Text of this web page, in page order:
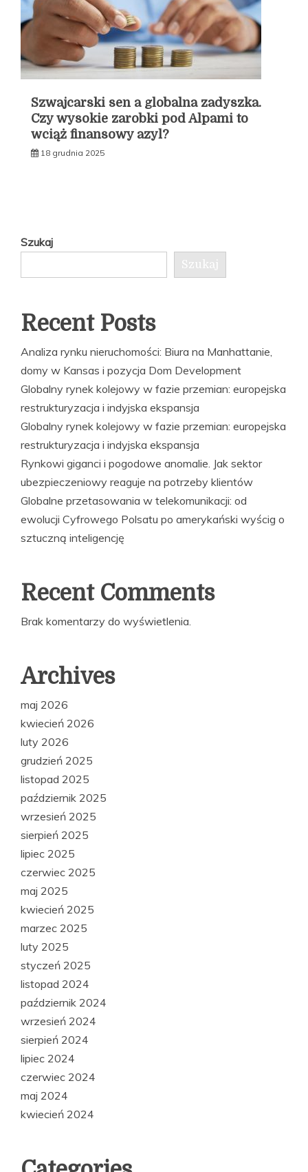
Szwajcarski sen a globalna zadyszka.
Czy wysokie zarobki pod Alpami to
wciąż finansowy azyl?
18 grudnia 2025
Szukaj
Szukaj
Recent Posts
Analiza rynku nieruchomości: Biura na Manhattanie,
domy w Kansas i pozycja Dom Development
Globalny rynek kolejowy w fazie przemian: europejska
restrukturyzacja i indyjska ekspansja
Globalny rynek kolejowy w fazie przemian: europejska
restrukturyzacja i indyjska ekspansja
Rynkowi giganci i pogodowe anomalie. Jak sektor
ubezpieczeniowy reaguje na potrzeby klientów
Globalne przetasowania w telekomunikacji: od
ewolucji Cyfrowego Polsatu po amerykański wyścig o
sztuczną inteligencję
Recent Comments
Brak komentarzy do wyświetlenia.
Archives
maj 2026
kwiecień 2026
luty 2026
grudzień 2025
listopad 2025
październik 2025
wrzesień 2025
sierpień 2025
lipiec 2025
czerwiec 2025
maj 2025
kwiecień 2025
marzec 2025
luty 2025
styczeń 2025
listopad 2024
październik 2024
wrzesień 2024
sierpień 2024
lipiec 2024
czerwiec 2024
maj 2024
kwiecień 2024